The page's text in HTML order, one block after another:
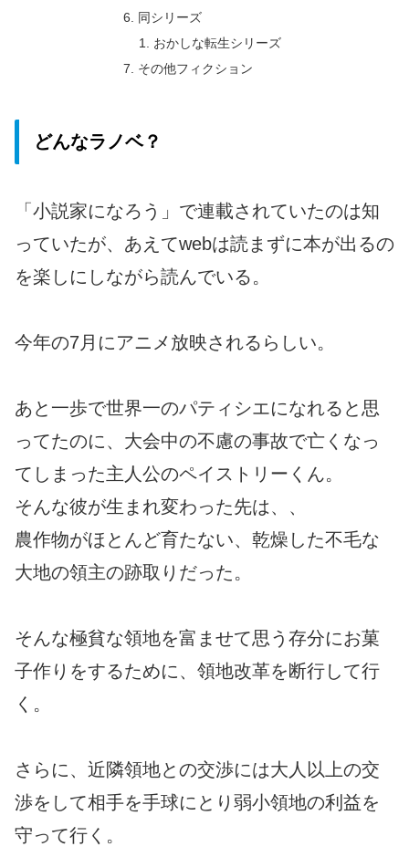
同シリーズ
おかしな転生シリーズ
その他フィクション
どんなラノベ？
「小説家になろう」で連載されていたのは知
っていたが、あえてwebは読まずに本が出るの
を楽しにしながら読んでいる。
今年の7月にアニメ放映されるらしい。
あと一歩で世界一のパティシエになれると思
ってたのに、大会中の不慮の事故で亡くなっ
てしまった主人公のペイストリーくん。
そんな彼が生まれ変わった先は、、
農作物がほとんど育たない、乾燥した不毛な
大地の領主の跡取りだった。
そんな極貧な領地を富ませて思う存分にお菓
子作りをするために、領地改革を断行して行
く。
さらに、近隣領地との交渉には大人以上の交
渉をして相手を手球にとり弱小領地の利益を
守って行く。